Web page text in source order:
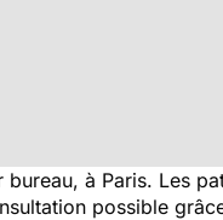
à Paris. Les
possible